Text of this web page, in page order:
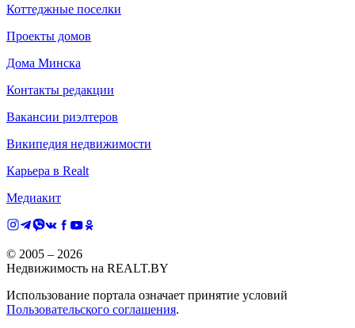
Коттеджные поселки
Проекты домов
Дома Минска
Контакты редакции
Вакансии риэлтеров
Википедия недвижимости
Карьера в Realt
Медиакит
© 2005 – 2026
Недвижимость на REALT.BY
Использование портала означает принятие условий
Пользовательского соглашения.